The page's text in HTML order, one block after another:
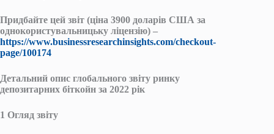
Придбайте цей звіт (ціна 3900 доларів США за
однокористувальницьку ліцензію) –
https://www.businessresearchinsights.com/checkout-
page/100174
Детальний опис глобального звіту ринку
депозитарних біткойн за 2022 рік
1 Огляд звіту